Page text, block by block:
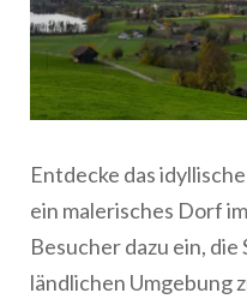
Entdecke das
ein malerisches Dorf
Besucher dazu ein,
ländlichen Umgebung